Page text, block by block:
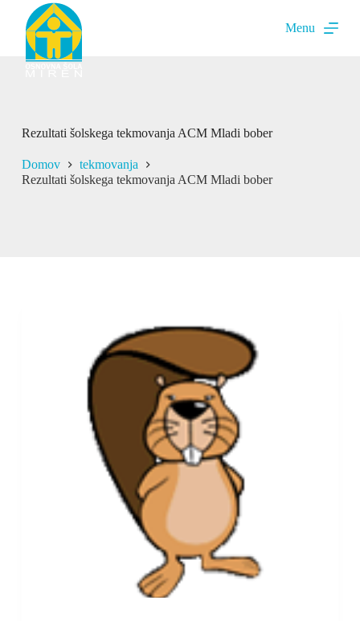
n
n
Menu
Rezultati šolskega tekmovanja ACM Mladi bober
Domov
tekmovanja
Rezultati šolskega tekmovanja ACM Mladi bober